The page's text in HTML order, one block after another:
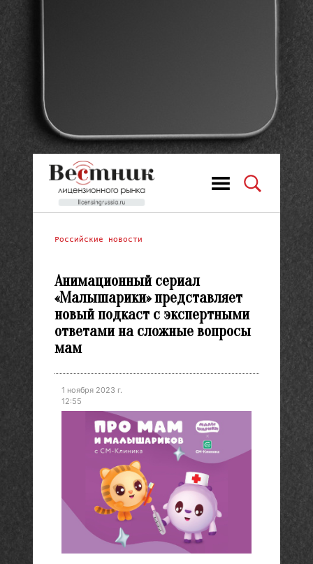
Российские новости
Анимационный сериал
«Малышарики» представляет
новый подкаст с экспертными
ответами на сложные вопросы
мам
1 ноября 2023 г.
12:55